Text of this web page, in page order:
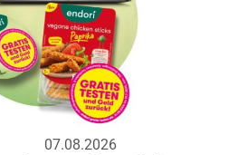
07.08.2026